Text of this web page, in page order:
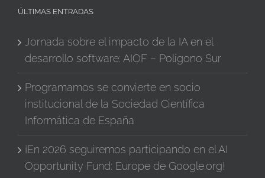
ÚLTIMAS ENTRADAS
Jornada sobre el impacto de la IA en el
desarrollo software: AIOF – Polígono Sur
Programamos se convierte en socio
institucional de la Sociedad Científica
Informática de España
¡En 2026 seguiremos participando en el AI
Opportunity Fund: Europe de Google.org!